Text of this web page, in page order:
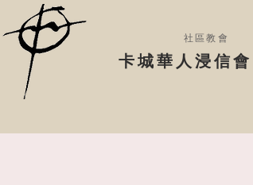
社區教會
​卡城華人浸信會